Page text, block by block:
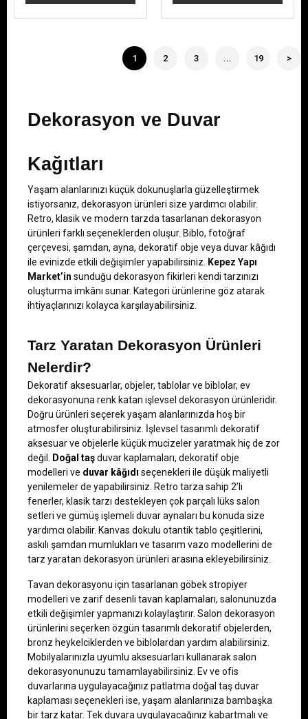
1 2 3 ... 19 >
Dekorasyon ve Duvar
Kağıtları
Yaşam alanlarınızı küçük dokunuşlarla güzelleştirmek
istiyorsanız, dekorasyon ürünleri size yardımcı olabilir.
Retro, klasik ve modern tarzda tasarlanan dekorasyon
ürünleri farklı seçeneklerden oluşur. Biblo, fotoğraf
çerçevesi, şamdan, ayna, dekoratif obje veya duvar kâğıdı
ile evinizde etkili değişimler yapabilirsiniz.
Kepez Yapı
Market’in sunduğu dekorasyon fikirleri kendi tarzınızı
oluşturma imkânı sunar. Kategori ürünlerine göz atarak
ihtiyaçlarınızı kolayca karşılayabilirsiniz.
Tarz Yaratan Dekorasyon Ürünleri
Nelerdir?
Dekoratif aksesuarlar, objeler, tablolar ve biblolar, ev
dekorasyonuna renk katan işlevsel dekorasyon ürünleridir.
Doğru ürünleri seçerek yaşam alanlarınızda hoş bir
atmosfer oluşturabilirsiniz. İşlevsel tasarımlı dekoratif
aksesuar ve objelerle küçük mucizeler yaratmak hiç de zor
değil. Doğal taşduvar kaplamaları, dekoratif obje
modelleri ve duvar kâğıdı seçenekleri ile düşük maliyetli
yenilemeler de yapabilirsiniz. Retro tarza sahip 2’li
fenerler, klasik tarzı destekleyen çok parçalı lüks salon
setleri ve gümüş işlemeli duvar aynaları bu konuda size
yardımcı olabilir. Kanvas dokulu otantik tablo çeşitlerini,
askılı şamdan mumlukları ve tasarım vazo modellerini de
tarz yaratan dekorasyon ürünleri arasına ekleyebilirsiniz.
Tavan dekorasyonu için tasarlanan göbek stropiyer
modelleri ve zarif desenli tavan kaplamaları, salonunuzda
etkili değişimler yapmanızı kolaylaştırır. Salon dekorasyon
ürünlerini seçerken özgün tasarımlı dekoratif objelerden,
bronz heykelciklerden ve biblolardan yardım alabilirsiniz.
Mobilyalarınızla uyumlu aksesuarları kullanarak salon
dekorasyonunuzu tamamlayabilirsiniz. Ev ve ofis
duvarlarına uygulayacağınız patlatma doğal taş duvar
kaplaması seçenekleri ise, yaşam alanlarınıza bambaşka
bir tarz katar. Tek duvara uygulayacağınız kabartmalı ve